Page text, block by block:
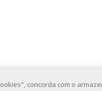
concorda com o